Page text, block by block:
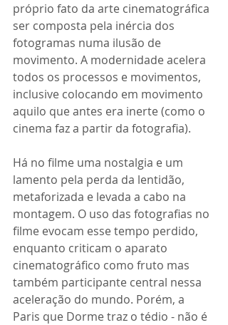
próprio fato da arte cinematográfica
ser composta pela inércia dos
fotogramas numa ilusão de
movimento. A modernidade acelera
todos os processos e movimentos,
inclusive colocando em movimento
aquilo que antes era inerte (como o
cinema faz a partir da fotografia).
Há no filme uma nostalgia e um
lamento pela perda da lentidão,
metaforizada e levada a cabo na
montagem. O uso das fotografias no
filme evocam esse tempo perdido,
enquanto criticam o aparato
cinematográfico como fruto mas
também participante central nessa
aceleração do mundo. Porém, a
Paris que Dorme traz o tédio - não é